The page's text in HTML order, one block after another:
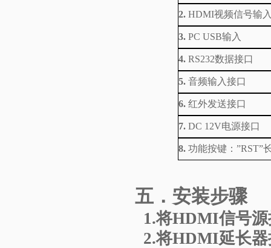
2. HDMI视频信号输
3. PC USB输入
4. RS232数据接口
5. 音频输入接口
6. 红外发送接口
7. DC 12V电源接口
8. 功能按键： ”RST”
五．安装步骤
1.将HDMI信号源
2.将HDMI延长器